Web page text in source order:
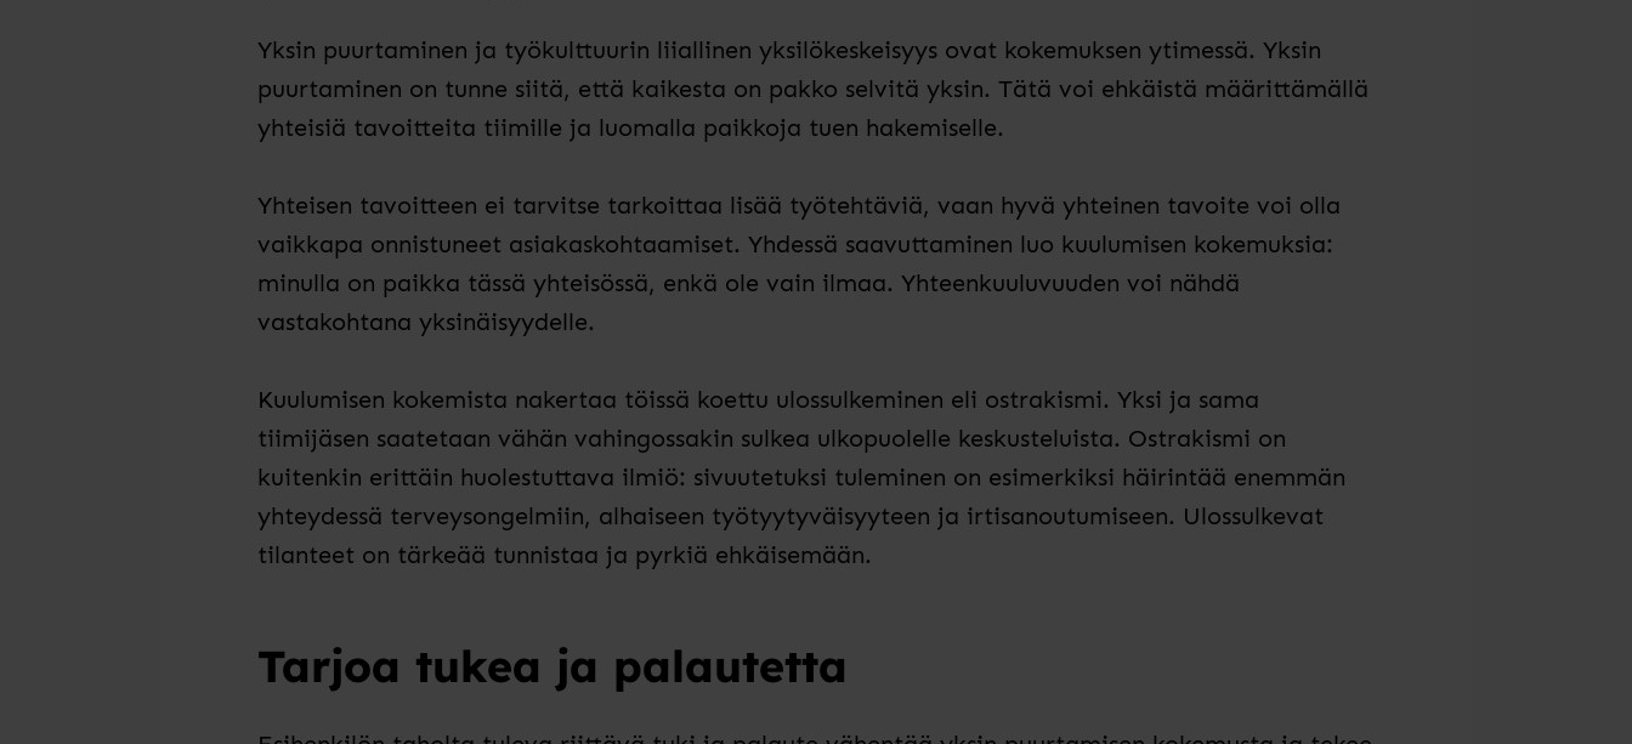
Yksin puurtaminen ja työkulttuurin liiallinen yksilökeskeisyys ovat kokemuksen ytimessä. Yksin
puurtaminen on tunne siitä, että kaikesta on pakko selvitä yksin. Tätä voi ehkäistä määrittämällä
yhteisiä tavoitteita tiimille ja luomalla paikkoja tuen hakemiselle.
Yhteisen tavoitteen ei tarvitse tarkoittaa lisää työtehtäviä, vaan hyvä yhteinen tavoite voi olla
vaikkapa onnistuneet asiakaskohtaamiset. Yhdessä saavuttaminen luo kuulumisen kokemuksia:
minulla on paikka tässä yhteisössä, enkä ole vain ilmaa. Yhteenkuuluvuuden voi nähdä
vastakohtana yksinäisyydelle.
Kuulumisen kokemista nakertaa töissä koettu ulossulkeminen eli ostrakismi. Yksi ja sama
tiimijäsen saatetaan vähän vahingossakin sulkea ulkopuolelle keskusteluista. Ostrakismi on
kuitenkin erittäin huolestuttava ilmiö: sivuutetuksi tuleminen on esimerkiksi häirintää enemmän
yhteydessä terveysongelmiin, alhaiseen työtyytyväisyyteen ja irtisanoutumiseen. Ulossulkevat
tilanteet on tärkeää tunnistaa ja pyrkiä ehkäisemään.
Tarjoa tukea ja palautetta